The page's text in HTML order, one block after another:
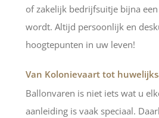
of zakelijk bedrijfsuitje bijna
wordt. Altijd persoonlijk en
hoogtepunten in uw leven!
Van Kolonievaart tot
Ballonvaren is niet iets wat u
aanleiding is vaak speciaal.